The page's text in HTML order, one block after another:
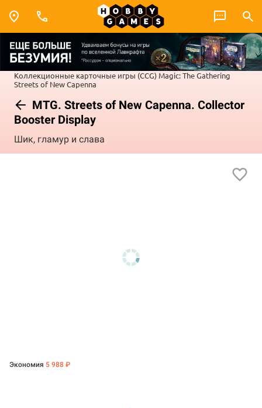
Коллекционные карточные игры (CCG) Magic: The Gathering
Streets of New Capenna
MTG. Streets of New Capenna. Collector
Booster Display
Шик, гламур и слава
Экономия 5 988 ₽